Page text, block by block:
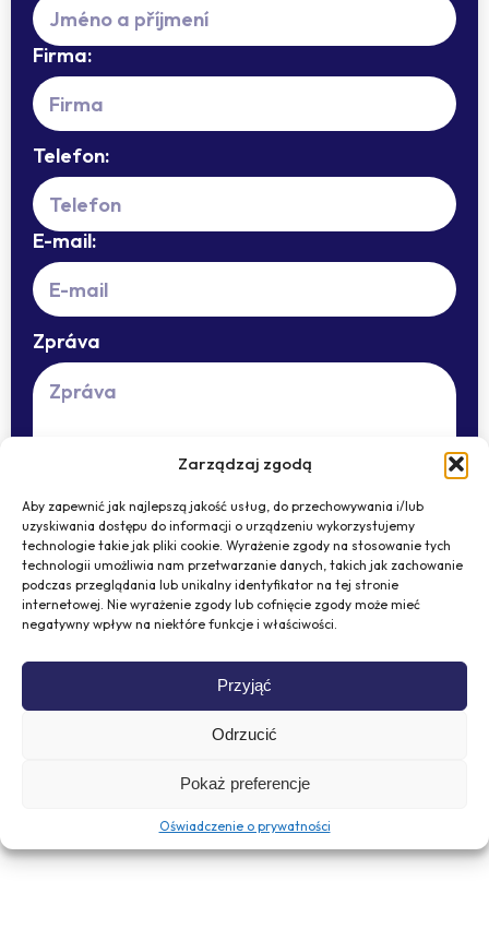
Zarządzaj zgodą
Aby zapewnić jak najlepszą jakość usług, do przechowywania i/lub
uzyskiwania dostępu do informacji o urządzeniu wykorzystujemy
technologie takie jak pliki cookie. Wyrażenie zgody na stosowanie tych
technologii umożliwia nam przetwarzanie danych, takich jak zachowanie
podczas przeglądania lub unikalny identyfikator na tej stronie
internetowej. Nie wyrażenie zgody lub cofnięcie zgody może mieć
negatywny wpływ na niektóre funkcje i właściwości.
Przyjąć
Odrzucić
Pokaż preferencje
Oświadczenie o prywatności
Firma:
Telefon:
E-mail:
Zpráva
Odesláním zprávy souhlasíte
spodmínkami ochrany osobních údajů